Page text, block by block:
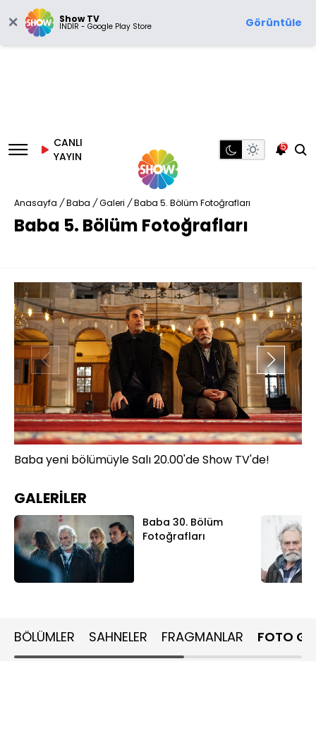
Show TV
İNDİR - Google Play Store Görüntüle
CANLI
YAYIN
5
Anasayfa / Baba / Galeri / Baba 5. Bölüm Fotoğrafları
Baba 5. Bölüm Fotoğrafları
Baba yeni bölümüyle Salı 20.00'de Show TV'de!
GALERİLER
Baba 30. Bölüm
Fotoğrafları
BÖLÜMLER SAHNELER FRAGMANLAR FOTO